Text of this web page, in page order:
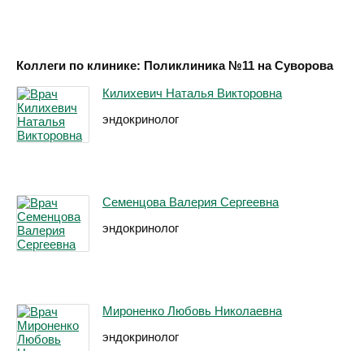
Коллеги по клинике: Поликлиника №11 на Суворова
Килихевич Наталья Викторовна
эндокринолог
Семенцова Валерия Сергеевна
эндокринолог
Мироненко Любовь Николаевна
эндокринолог